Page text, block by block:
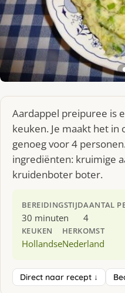
Aardappel preipuree is
keuken. Je maakt het
genoeg voor 4
ingrediënten: kruimige
kruidenboter boter.
BEREIDINGSTIJD
30 minuten
AANTAL
4
KEUKEN
Hollandse
HERKOMST
Nederland
Direct naar recept ↓